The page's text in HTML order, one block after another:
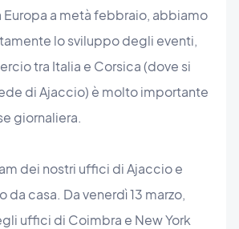
Europa a metà febbraio, abbiamo
lo sviluppo degli eventi,
tra Italia e Corsica (dove si
di Ajaccio) è molto importante
giornaliera.
dei nostri uffici di Ajaccio e
da casa. Da venerdì 13 marzo,
uffici di Coimbra e New York